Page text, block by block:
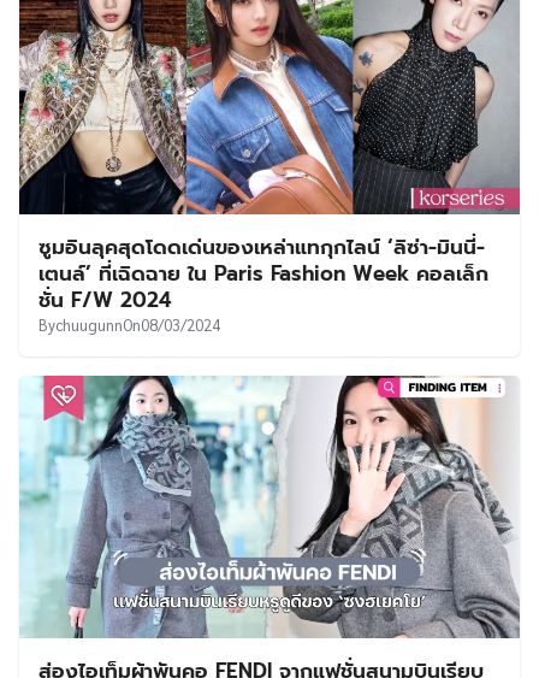
ซูมอินลุคสุดโดดเด่นของเหล่าแทกุกไลน์ ‘ลิซ่า-มินนี่-
เตนล์’ ที่เฉิดฉาย ใน Paris Fashion Week คอลเล็ก
ชั่น F/W 2024
BychuugunnOn08/03/2024
ส่องไอเท็มผ้าพันคอ FENDI จากแฟชั่นสนามบินเรียบ